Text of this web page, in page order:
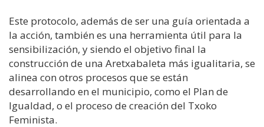
Este protocolo, además de ser una guía orientada a
la acción, también es una herramienta útil para la
sensibilización, y siendo el objetivo final la
construcción de una Aretxabaleta más igualitaria, se
alinea con otros procesos que se están
desarrollando en el municipio, como el Plan de
Igualdad, o el proceso de creación del Txoko
Feminista.